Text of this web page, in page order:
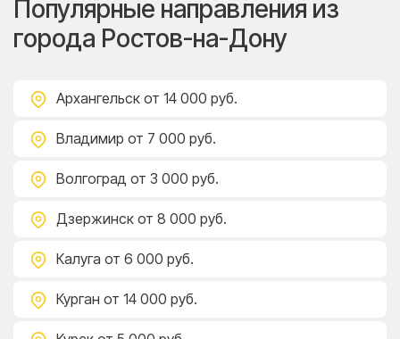
Популярные направления из
города Ростов-на-Дону
Архангельск от 14 000 руб.
Владимир от 7 000 руб.
Волгоград от 3 000 руб.
Дзержинск от 8 000 руб.
Калуга от 6 000 руб.
Курган от 14 000 руб.